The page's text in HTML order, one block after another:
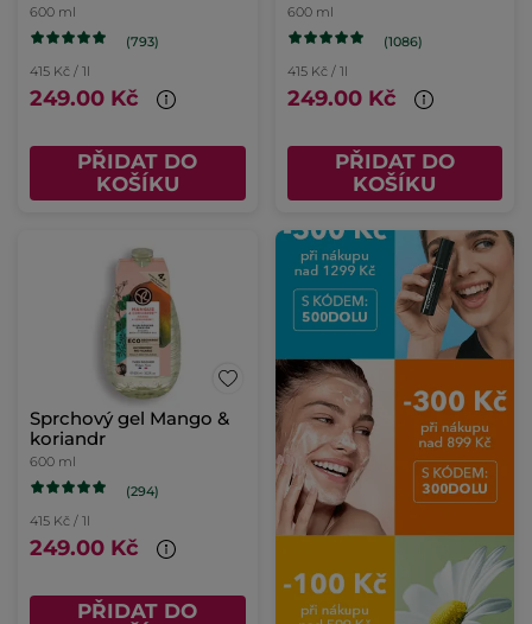
600 ml
(793)
415 Kč / 1l
249.00 Kč
PŘIDAT DO
KOŠÍKU
600 ml
(1086)
415 Kč / 1l
249.00 Kč
PŘIDAT DO
KOŠÍKU
Sprchový gel Mango &
koriandr
600 ml
(294)
415 Kč / 1l
249.00 Kč
PŘIDAT DO